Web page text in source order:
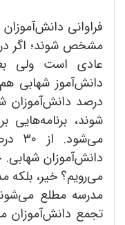
فراوانی
عادی است ولی
درصد دانش‌آموزان
شوند،
دانش‌آموزان شهابی.
می‌رویم؟ خیر،
مدرسه مطلع
تجمع دانش‌آموزان